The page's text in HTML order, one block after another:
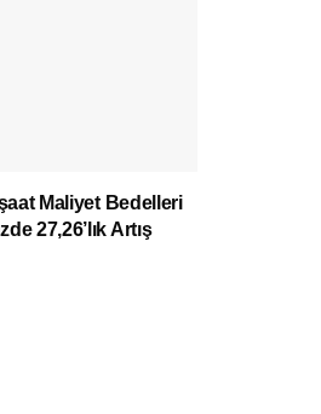
Maliyet Bedelleri
27,26’lık Artış